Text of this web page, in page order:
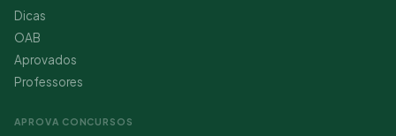
Dicas
OAB
Aprovados
Professores
APROVA CONCURSOS